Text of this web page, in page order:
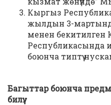
Кыргыз
жылдын 3-
менен бекитилген
Республикасында
боюнча типтүү
Багыттар боюнча
билүү: